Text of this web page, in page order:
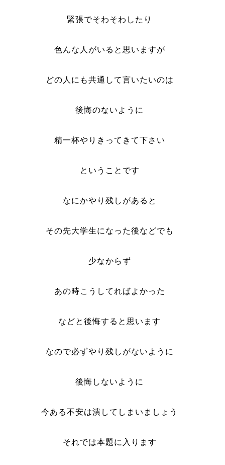
緊張でそわそわしたり
色んな人がいると思いますが
どの人にも共通して言いたいのは
後悔のないように
精一杯やりきってきて下さい
ということです
なにかやり残しがあると
その先大学生になった後などでも
少なからず
あの時こうしてればよかった
などと後悔すると思います
なので必ずやり残しがないように
後悔しないように
今ある不安は潰してしまいましょう
それでは本題に入ります